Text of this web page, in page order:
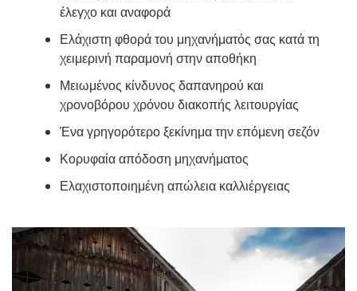
έλεγχο και αναφορά
Ελάχιστη φθορά του μηχανήματός σας κατά τη
χειμερινή παραμονή στην αποθήκη
Μειωμένος κίνδυνος δαπανηρού και
χρονοβόρου χρόνου διακοπής λειτουργίας
Ένα γρηγορότερο ξεκίνημα την επόμενη σεζόν
Κορυφαία απόδοση μηχανήματος
Ελαχιστοποιημένη απώλεια καλλιέργειας